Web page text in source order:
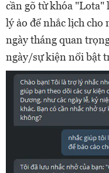
cần gõ từ khóa
lý ảo để nhắc lịch cho
ngày tháng quan
ngày/sự kiện nổi bật